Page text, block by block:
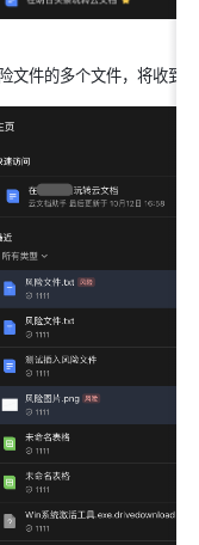
文件的多个文件，将收到